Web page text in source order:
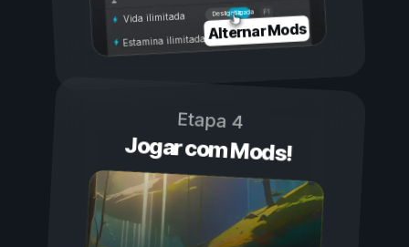
Ligada
Desligada
Vida ilimitada
Estamina ilimitadaAlternar Mods
Etapa 4
Jogar com Mods!